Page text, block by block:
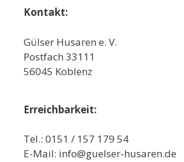
Kontakt:
Gülser Husaren e. V.
Postfach 33111
56045 Koblenz
Erreichbarkeit:
Tel.: 0151 / 157 179 54
E-Mail: info@guelser-husaren.de